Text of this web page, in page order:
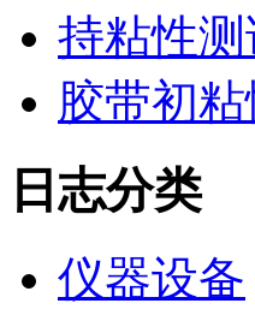
持粘性
胶带初
日志分类
仪器设备